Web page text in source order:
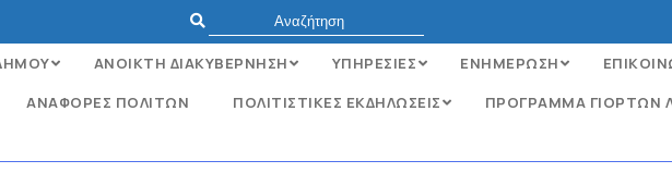
ΑΝΟΙΚΤΗ ΔΙΑΚΥΒΕΡΝΗΣΗ ΥΠΗΡΕΣΙΕΣ ΕΝΗΜΕΡΩΣΗ
ΑΝΑΦΟΡΈΣ ΠΟΛΙΤΏΝ ΠΟΛΙΤΙΣΤΙΚΕΣ ΕΚΔΗΛΩΣΕΙΣ
ΠΡΟΓΡΑΜΜΑ ΓΙΟΡΤΩΝ